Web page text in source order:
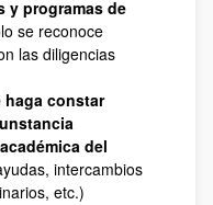
y programas de
se reconoce
las diligencias
constar
del
intercambios
etc.)